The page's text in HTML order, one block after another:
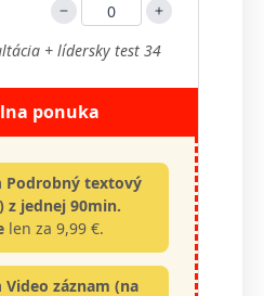
+ lídersky test 34
ponuka
Podrobný textový
z jednej 90min.
len za 9,99 €.
Video záznam (na